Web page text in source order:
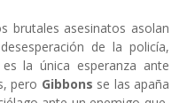
brutales asesinatos asolan
de la policía,
es la única esperanza ante
pero Gibbons se las apaña